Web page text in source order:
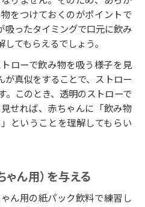
をつけておくのがポイントで
吸ったタイミングで口元に飲み
てもらえるでしょう。
ローで飲み物を吸う様子を見
が真似をすることで、ストロー
。このとき、透明のストローで
せれば、赤ちゃんに「飲み物
ということを理解してもらい
ん用）を与える
ん用の紙パック飲料で練習し